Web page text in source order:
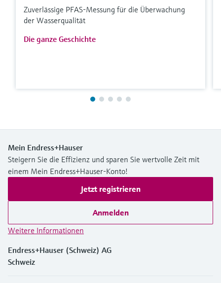
Zuverlässige PFAS-Messung für die Überwachung
der Wasserqualität
Die ganze Geschichte
Mein Endress+Hauser
Steigern Sie die Effizienz und sparen Sie wertvolle Zeit mit
einem Mein Endress+Hauser-Konto!
Jetzt registrieren
Anmelden
Weitere Informationen
Endress+Hauser (Schweiz) AG
Schweiz